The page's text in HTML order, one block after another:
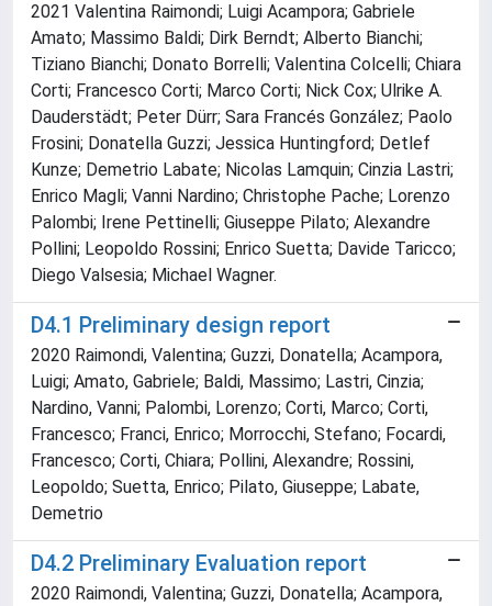
2021 Valentina Raimondi; Luigi Acampora; Gabriele
Amato; Massimo Baldi; Dirk Berndt; Alberto Bianchi;
Tiziano Bianchi; Donato Borrelli; Valentina Colcelli; Chiara
Corti; Francesco Corti; Marco Corti; Nick Cox; Ulrike A.
Dauderstädt; Peter Dürr; Sara Francés González; Paolo
Frosini; Donatella Guzzi; Jessica Huntingford; Detlef
Kunze; Demetrio Labate; Nicolas Lamquin; Cinzia Lastri;
Enrico Magli; Vanni Nardino; Christophe Pache; Lorenzo
Palombi; Irene Pettinelli; Giuseppe Pilato; Alexandre
Pollini; Leopoldo Rossini; Enrico Suetta; Davide Taricco;
Diego Valsesia; Michael Wagner.
D4.1 Preliminary design report
2020 Raimondi, Valentina; Guzzi, Donatella; Acampora,
Luigi; Amato, Gabriele; Baldi, Massimo; Lastri, Cinzia;
Nardino, Vanni; Palombi, Lorenzo; Corti, Marco; Corti,
Francesco; Franci, Enrico; Morrocchi, Stefano; Focardi,
Francesco; Corti, Chiara; Pollini, Alexandre; Rossini,
Leopoldo; Suetta, Enrico; Pilato, Giuseppe; Labate,
Demetrio
D4.2 Preliminary Evaluation report
2020 Raimondi, Valentina; Guzzi, Donatella; Acampora,